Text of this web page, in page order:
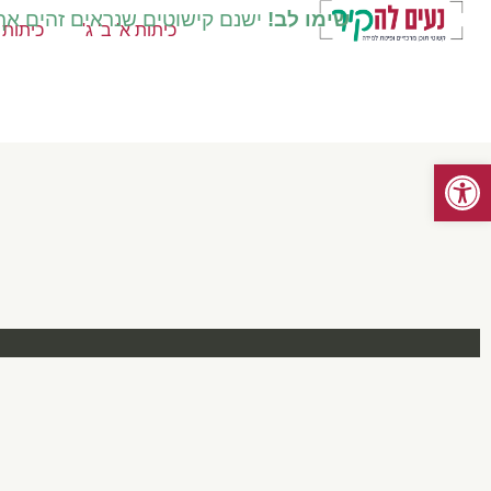
פתח סרגל נגישות
שימו לב! ישנם קישוטים שנראים זהים
כיתות א' ב' ג'